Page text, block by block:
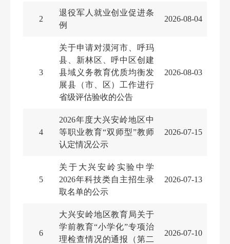
2
退役军人就业创业促进条
例
2026-08-04
3
关于申请对漠河市、呼玛
县、新林区、呼中区创建
县域义务教育优质均衡发
展县（市、区）工作进行
省级评估验收的公告
2026-08-03
4
2026年度大兴安岭地区中
等职业教育“双师型”教师
认定情况公示
2026-07-15
5
关于大兴安岭实验中学
2026年科技类自主招生录
取名单的公示
2026-07-13
6
大兴安岭地区教育局关于
学前教育“小学化”专项治
理检查情况的通报（第二
2026-07-10